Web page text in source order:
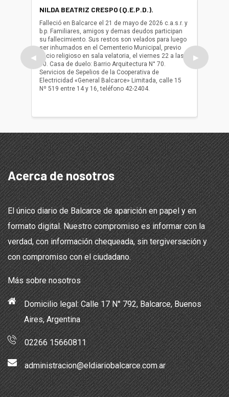
◀
NILDA BEATRIZ CRESPO (Q.E.P.D.).
Falleció en Balcarce el 21 de mayo de 2026 c.a.s.r. y
b.p. Familiares, amigos y demas deudos participan
su fallecimiento. Sus restos son velados para luego
ser inhumados en el Cementerio Municipal, previo
oficio religioso en sala velatoria, el viernes 22 a las
10. Casa de duelo: Barrio Arquitectura N° 70.
Servicios de Sepelios de la Cooperativa de
Electricidad «General Balcarce» Limitada, calle 15
Nº 519 entre 14 y 16, teléfono 42-2404.
ser
oficio
▶
Acerca de nosotros
El único diario de Balcarce de aparición en papel y en
formato digital. Nuestro compromiso es informar con la
verdad, con información chequeada, sin tergiversación y
con compromiso con el ciudadano.
Más sobre nosotros
Domicilio legal: Calle 17 N° 792, Balcarce, Buenos
Aires, Argentina
02266 15660811
administracion@eldiariobalcarce.com.ar